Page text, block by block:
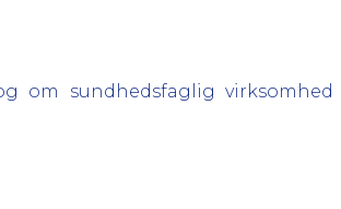
om sundhedsfaglig virksomhed